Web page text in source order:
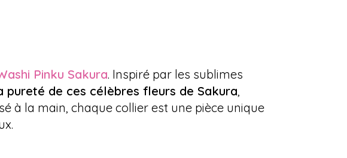
Pinku Sakura. Inspiré par les sublimes
de ces célèbres fleurs de Sakura
à la main, chaque collier est une pièce unique